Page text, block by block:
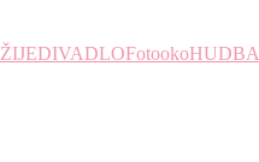
ŽIJEDIVADLOFotookoHUDBA